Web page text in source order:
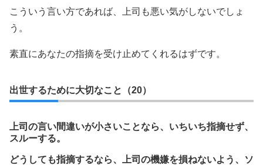
こういう言い方であれば、上司も悪い気がしないでしょ
う。
素直にあなたの指摘を受け止めてくれるはずです。
出世するために大切なこと（20）
上司の言い間違いが小さいことなら、いちいち指摘せず、
スルーする。
どうしても指摘するなら、上司の機嫌を損ねないよう、ソ